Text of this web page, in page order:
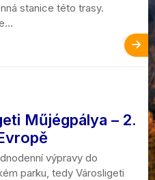
stanice této trasy.
Műjégpálya – 2.
výpravy do
parku, tedy Városligeti